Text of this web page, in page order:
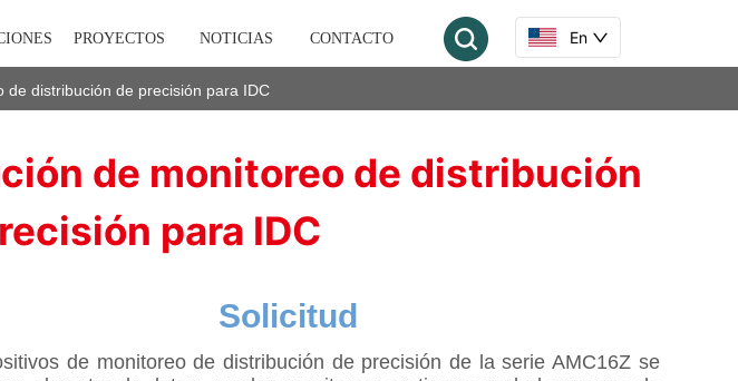
PROYECTOS NOTICIAS CONTACTO En
de distribución de precisión para IDC
de monitoreo de distribución
para IDC